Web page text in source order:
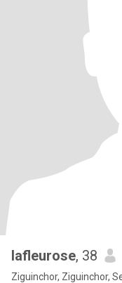
lafleurose, 38
Ziguinchor, Ziguinchor,